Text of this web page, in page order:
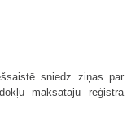
sniedz ziņas par
maksātāju reģistrā